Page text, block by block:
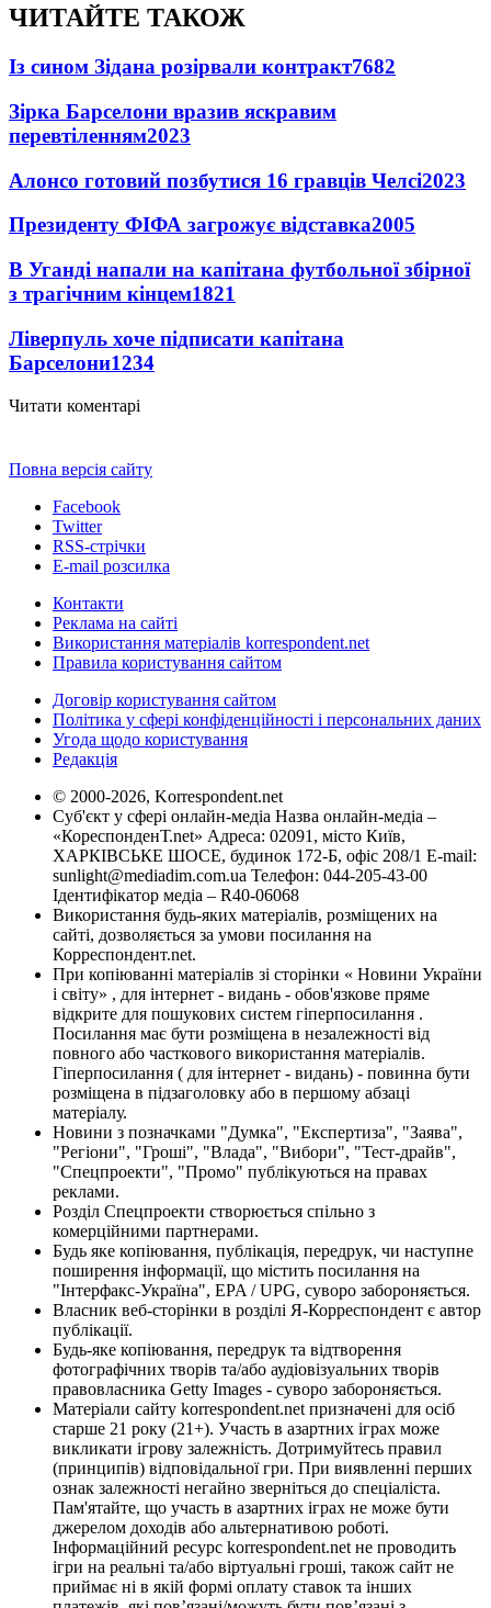
ЧИТАЙТЕ ТАКОЖ
Із сином Зідана розірвали контракт7682
Зірка Барселони вразив яскравим
перевтіленням2023
Алонсо готовий позбутися 16 гравців Челсі2023
Президенту ФІФА загрожує відставка2005
В Уганді напали на капітана футбольної збірної
з трагічним кінцем1821
Ліверпуль хоче підписати капітана
Барселони1234
Читати коментарі
Повна версія сайту
Facebook
Twitter
RSS-стрічки
E-mail розсилка
Контакти
Реклама на сайті
Використання матеріалів korrespondent.net
Правила користування сайтом
Договір користування сайтом
Політика у сфері конфіденційності і персональних даних
Угода щодо користування
Редакція
© 2000-2026, Korrespondent.net
Суб'єкт у сфері онлайн-медіа Назва онлайн-медіа –
«КореспонденТ.net» Адреса: 02091, місто Київ,
ХАРКІВСЬКЕ ШОСЕ, будинок 172-Б, офіс 208/1 E-mail:
sunlight@mediadim.com.ua Телефон: 044-205-43-00
Ідентифікатор медіа – R40-06068
Використання будь-яких матеріалів, розміщених на
сайті, дозволяється за умови посилання на
Корреспондент.net.
При копіюванні матеріалів зі сторінки « Новини України
і світу» , для інтернет - видань - обов'язкове пряме
відкрите для пошукових систем гіперпосилання .
Посилання має бути розміщена в незалежності від
повного або часткового використання матеріалів.
Гіперпосилання ( для інтернет - видань) - повинна бути
розміщена в підзаголовку або в першому абзаці
матеріалу.
Новини з позначками "Думка", "Експертиза", "Заява",
"Регіони", "Гроші", "Влада", "Вибори", "Тест-драйв",
"Спецпроекти", "Промо" публікуються на правах
реклами.
Розділ Спецпроекти створюється спільно з
комерційними партнерами.
Будь яке копіювання, публікація, передрук, чи наступне
поширення інформації, що містить посилання на
"Інтерфакс-Україна", EPA / UPG, суворо забороняється.
Власник веб-сторінки в розділі Я-Корреспондент є автор
публікації.
Будь-яке копіювання, передрук та відтворення
фотографічних творів та/або аудіовізуальних творів
правовласника Getty Images - суворо забороняється.
Матеріали сайту korrespondent.net призначені для осіб
старше 21 року (21+). Участь в азартних іграх може
викликати ігрову залежність. Дотримуйтесь правил
(принципів) відповідальної гри. При виявленні перших
ознак залежності негайно зверніться до спеціаліста.
Пам'ятайте, що участь в азартних іграх не може бути
джерелом доходів або альтернативою роботі.
Інформаційний ресурс korrespondent.net не проводить
ігри на реальні та/або віртуальні гроші, також сайт не
приймає ні в якій формі оплату ставок та інших